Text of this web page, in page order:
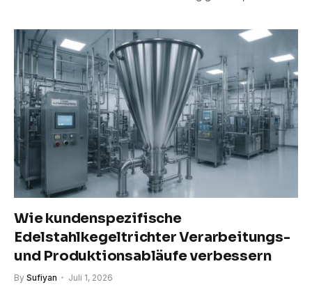
Wie kundenspezifische
Edelstahlkegeltrichter Verarbeitungs-
und Produktionsabläufe verbessern
By Sufiyan Juli 1, 2026